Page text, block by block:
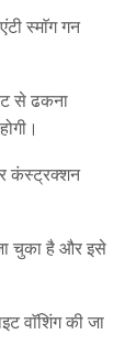
स्माॅग गन
से ढकना
कंस्ट्रक्शन
चुका है और इसे
वाॅशिंग की जा